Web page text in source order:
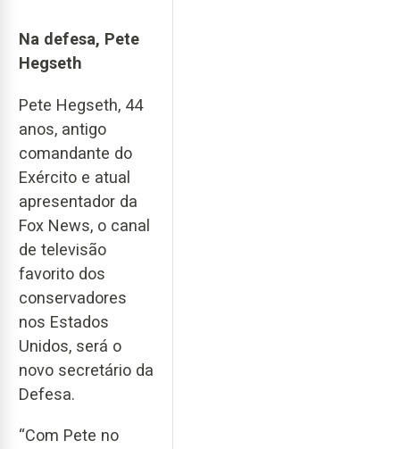
Na defesa, Pete
Hegseth
Pete Hegseth, 44
anos, antigo
comandante do
Exército e atual
apresentador da
Fox News, o canal
de televisão
favorito dos
conservadores
nos Estados
Unidos, será o
novo secretário da
Defesa.
“Com Pete no